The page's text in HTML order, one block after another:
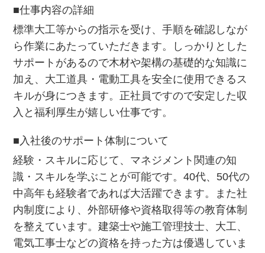
■仕事内容の詳細
標準大工等からの指示を受け、手順を確認しなが
ら作業にあたっていただきます。しっかりとした
サポートがあるので木材や架構の基礎的な知識に
加え、大工道具・電動工具を安全に使用できるス
キルが身につきます。正社員ですので安定した収
入と福利厚生が嬉しい仕事です。
■入社後のサポート体制について
経験・スキルに応じて、マネジメント関連の知
識・スキルを学ぶことが可能です。40代、50代の
中高年も経験者であれば大活躍できます。また社
内制度により、外部研修や資格取得等の教育体制
を整えています。建築士や施工管理技士、大工、
電気工事士などの資格を持った方は優遇していま